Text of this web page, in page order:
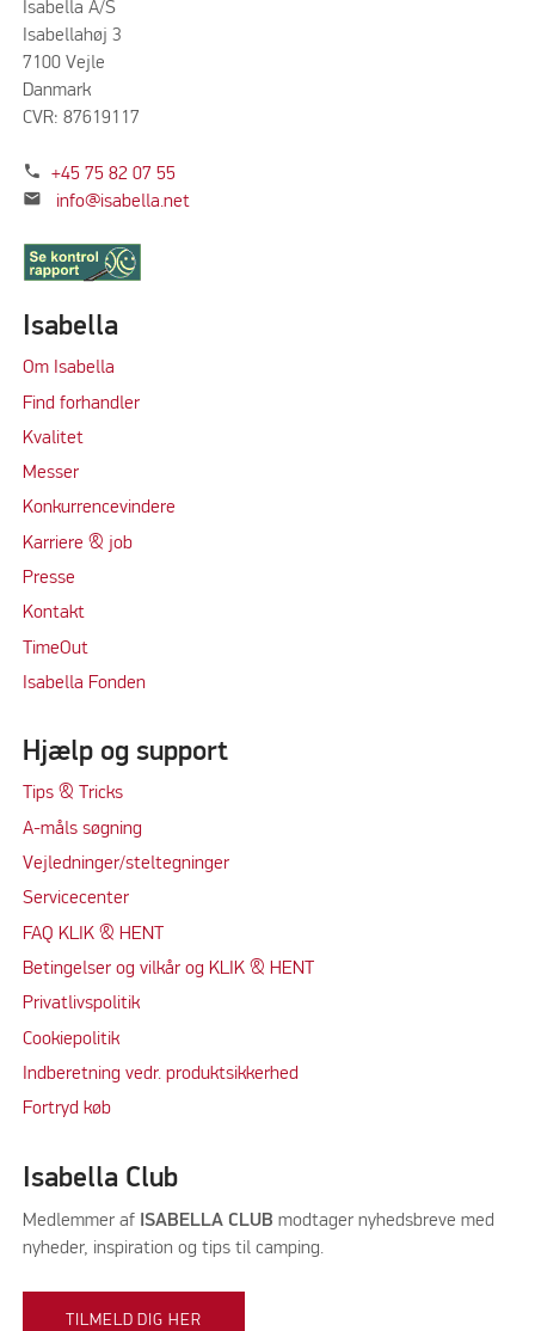
Isabella A/S
Isabellahøj 3
7100 Vejle
Danmark
CVR: 87619117
phone +45 75 82 07 55
mail info@isabella.net
Isabella
Om Isabella
Find forhandler
Kvalitet
Messer
Konkurrencevindere
Karriere & job
Presse
Kontakt
TimeOut
Isabella Fonden
Hjælp og support
Tips & Tricks
A-måls søgning
Vejledninger/steltegninger
Servicecenter
FAQ KLIK & HENT
Betingelser og vilkår og KLIK & HENT
Privatlivspolitik
Cookiepolitik
Indberetning vedr. produktsikkerhed
Fortryd køb
Isabella Club
Medlemmer afISABELLA CLUB modtager nyhedsbreve med
nyheder, inspiration og tips til camping.
TILMELD DIG HER